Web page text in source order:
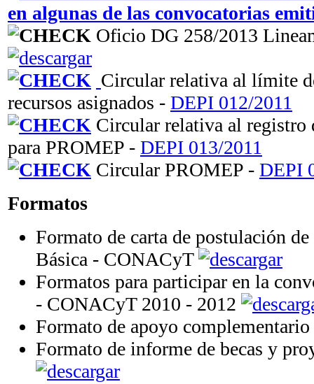
en algunas de las convocatorias
Oficio DG 258/2013
Circular relativa al límite
recursos asignados - DEPI 012/2011
Circular relativa al registro
para PROMEP - DEPI 013/2011
Circular PROMEP - DEPI
Formatos
Formato de carta de postulación
Básica - CONACyT
Formatos para participar en la
- CONACyT 2010 - 2012
Formato de apoyo
Formato de informe de becas y